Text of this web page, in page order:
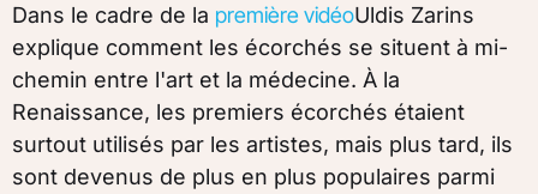
Dans le cadre de la première vidéoUldis Zarins
explique comment les écorchés se situent à mi-
chemin entre l'art et la médecine. À la
Renaissance, les premiers écorchés étaient
surtout utilisés par les artistes, mais plus tard, ils
sont devenus de plus en plus populaires parmi